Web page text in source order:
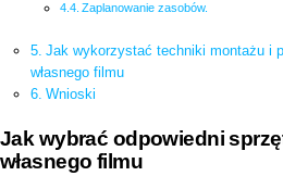
Zaplanowanie zasobów.
Jak wykorzystać techniki montażu i
własnego filmu
Wnioski
Jak wybrać odpowiedni
własnego filmu